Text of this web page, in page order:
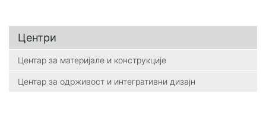
Центри
Центар за материјале и конструкције
Центар за одрживост и интегративни дизајн